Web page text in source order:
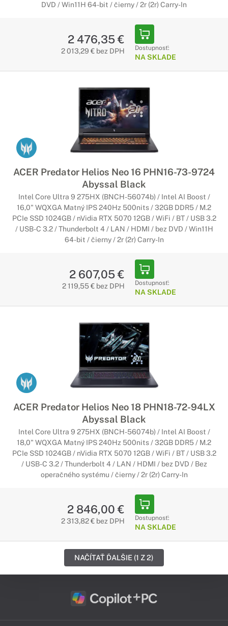
DVD / Win11H 64-bit / čierny / 2r (2r) Carry-In
2 476,35 €
2 013,29 € bez DPH Dostupnosť:
NA SKLADE
ACER Predator Helios Neo 16 PHN16-73-9724
Abyssal Black
Intel Core Ultra 9 275HX (BNCH-56074b) / Intel AI Boost /
16,0" WQXGA Matný IPS 240Hz 500nits / 32GB DDR5 / M.2
PCIe SSD 1024GB / nVidia RTX 5070 12GB / WiFi / BT / USB 3.2
/ USB-C 3.2 / Thunderbolt 4 / LAN / HDMI / bez DVD / Win11H
64-bit / čierny / 2r (2r) Carry-In
2 607,05 €
2 119,55 € bez DPH Dostupnosť:
NA SKLADE
ACER Predator Helios Neo 18 PHN18-72-94LX
Abyssal Black
Intel Core Ultra 9 275HX (BNCH-56074b) / Intel AI Boost /
18,0" WQXGA Matný IPS 240Hz 500nits / 32GB DDR5 / M.2
PCIe SSD 1024GB / nVidia RTX 5070 12GB / WiFi / BT / USB 3.2
/ USB-C 3.2 / Thunderbolt 4 / LAN / HDMI / bez DVD / Bez
operačného systému / čierny / 2r (2r) Carry-In
2 846,00 €
2 313,82 € bez DPH Dostupnosť:
NA SKLADE
NAČÍTAŤ ĎALŠIE (1 Z 2)